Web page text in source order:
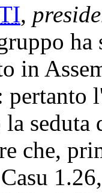
,
in
la